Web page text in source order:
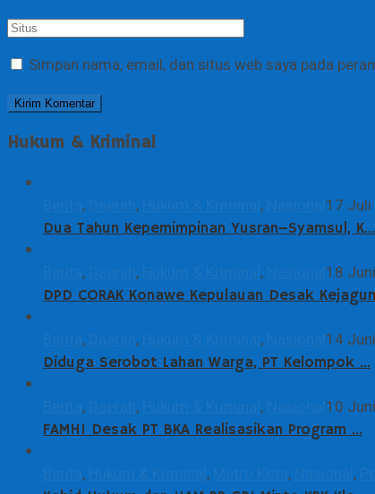
Simpan nama, email, dan situs web saya pada
Hukum & Kriminal
, , , 17
Dua Tahun Kepemimpinan Yusran–Syamsul, K…
, , , 18
DPD CORAK Konawe Kepulauan Desak
, , , 14
Diduga Serobot Lahan Warga, PT Kelompok …
, , , 10
FAMHI Desak PT BKA Realisasikan Program …
, , , ,